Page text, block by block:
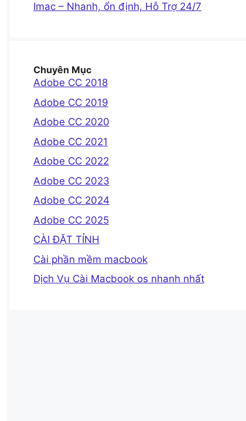
Imac – Nhanh, ổn định, Hỗ Trợ 24/7
Chuyên Mục
Adobe CC 2018
Adobe CC 2019
Adobe CC 2020
Adobe CC 2021
Adobe CC 2022
Adobe CC 2023
Adobe CC 2024
Adobe CC 2025
CÀI ĐẶT TỈNH
Cài phần mềm macbook
Dịch Vụ Cài Macbook os nhanh nhất